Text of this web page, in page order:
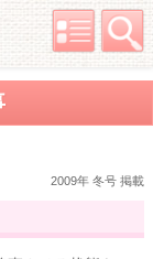
2009年 冬号 掲載